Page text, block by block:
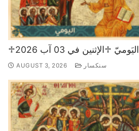
♱الإثنين في 03 آب 2026
AUGUST 3, 2026 سنكسار